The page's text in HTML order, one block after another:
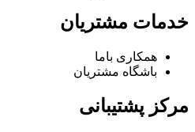
خدمات مشتریان
همکاری باما
باشگاه مشتریان
مرکز پشتیبانی